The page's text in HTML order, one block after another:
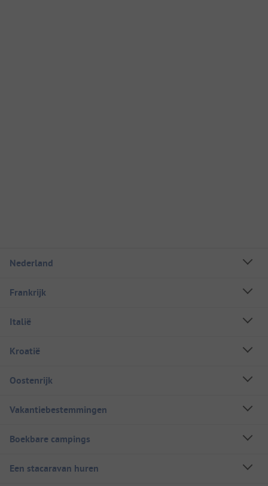
Nederland
Frankrijk
Italië
Kroatië
Oostenrijk
Vakantiebestemmingen
Boekbare campings
Een stacaravan huren